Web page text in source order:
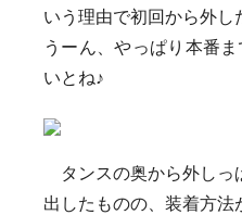
いう理由で初回から外し
うーん、やっぱり本番
いとね♪
タンスの奥から外しっ
出したものの、装着方法